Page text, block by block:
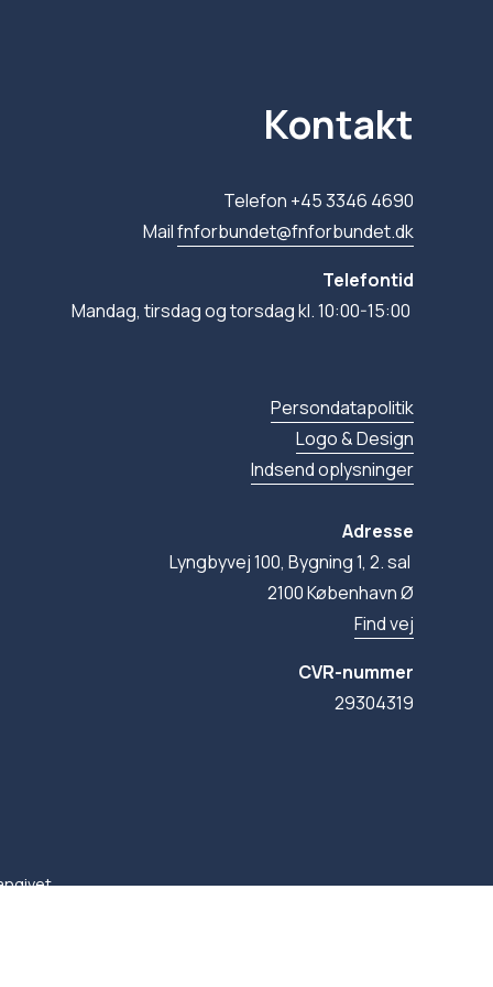
Kontakt
Telefon +45 3346 4690
Mail fnforbundet@fnforbundet.dk
Telefontid
Mandag, tirsdag og torsdag kl. 10:00-15:00
Persondatapolitik
Logo & Design
Indsend oplysninger
Adresse
Lyngbyvej 100, Bygning 1, 2. sal
2100 København Ø
Find vej
CVR-nummer
29304319